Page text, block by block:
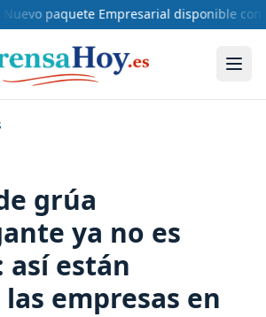
Nuevo paquete Empresarial disponible con
grúa
ya no es
así están
empresas en